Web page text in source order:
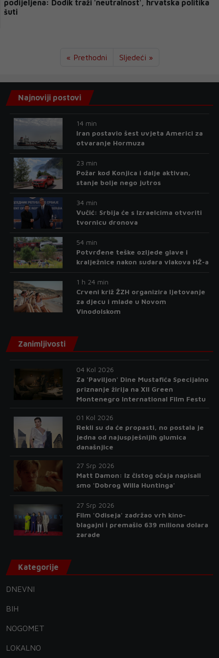
podijeljena: Dodik traži 'neutralnost', hrvatska politika
šuti
« Prethodni Sljedeći »
Najnoviji postovi
14 min
Iran postavio šest uvjeta Americi za
otvaranje Hormuza
23 min
Požar kod Konjica i dalje aktivan,
stanje bolje nego jutros
34 min
Vučić: Srbija će s Izraelcima otvoriti
tvornicu dronova
54 min
Potvrđene teške ozljede glave i
kralježnice nakon sudara vlakova HŽ-a
1 h 24 min
Crveni križ ŽZH organizira ljetovanje
za djecu i mlade u Novom
Vinodolskom
Zanimljivosti
04 Kol 2026
Za 'Paviljon' Dine Mustafića Specijalno
priznanje žirija na XII Green
Montenegro International Film Festu
01 Kol 2026
Rekli su da će propasti, no postala je
jedna od najuspješnijih glumica
današnjice
27 Srp 2026
Matt Damon: Iz čistog očaja napisali
smo 'Dobrog Willa Huntinga'
27 Srp 2026
Film 'Odiseja' zadržao vrh kino-
blagajni i premašio 639 miliona dolara
zarade
Kategorije
DNEVNI
BIH
NOGOMET
LOKALNO